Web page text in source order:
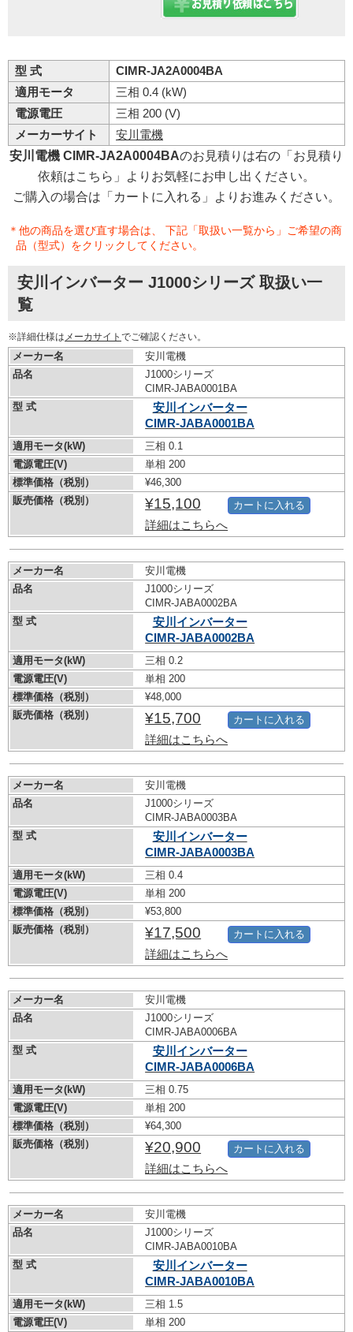
型 式
CIMR-JA2A0004BA
適用モータ
三相 0.4 (kW)
電源電圧
三相 200 (V)
メーカーサイト
安川電機
安川電機 CIMR-JA2A0004BAのお見積りは右の「お見積り
依頼はこちら」よりお気軽にお申し出ください。
ご購入の場合は「カートに入れる」よりお進みください。
＊他の商品を選び直す場合は、 下記「取扱い一覧から」ご希望の商
品（型式）をクリックしてください。
安川インバーター J1000シリーズ 取扱い一
覧
※詳細仕様は メーカサイト でご確認ください。
メーカー名
安川電機
品名
J1000シリーズ
CIMR-JABA0001BA
型 式
安川インバーター
CIMR-JABA0001BA
適用モータ(kW)
三相 0.1
電源電圧(V)
単相 200
標準価格（税別）
¥46,300
販売価格（税別）
¥15,100
詳細はこちらへ
カートに入れる
メーカー名
安川電機
品名
J1000シリーズ
CIMR-JABA0002BA
型 式
安川インバーター
CIMR-JABA0002BA
適用モータ(kW)
三相 0.2
電源電圧(V)
単相 200
標準価格（税別）
¥48,000
販売価格（税別）
¥15,700
詳細はこちらへ
カートに入れる
メーカー名
安川電機
品名
J1000シリーズ
CIMR-JABA0003BA
型 式
安川インバーター
CIMR-JABA0003BA
適用モータ(kW)
三相 0.4
電源電圧(V)
単相 200
標準価格（税別）
¥53,800
販売価格（税別）
¥17,500
詳細はこちらへ
カートに入れる
メーカー名
安川電機
品名
J1000シリーズ
CIMR-JABA0006BA
型 式
安川インバーター
CIMR-JABA0006BA
適用モータ(kW)
三相 0.75
電源電圧(V)
単相 200
標準価格（税別）
¥64,300
販売価格（税別）
¥20,900
詳細はこちらへ
カートに入れる
メーカー名
安川電機
品名
J1000シリーズ
CIMR-JABA0010BA
型 式
安川インバーター
CIMR-JABA0010BA
適用モータ(kW)
三相 1.5
電源電圧(V)
単相 200